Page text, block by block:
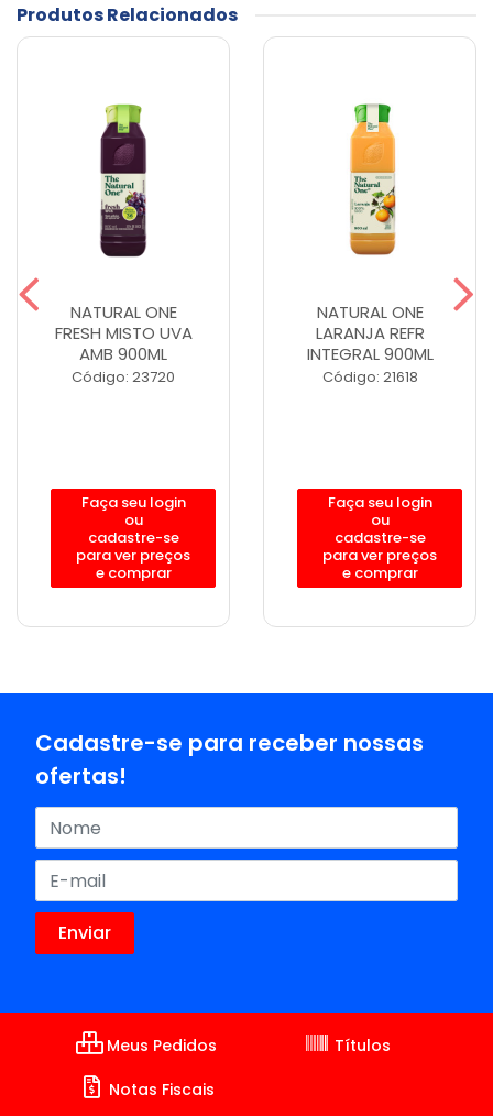
Produtos Relacionados
NATURAL ONE
FRESH MISTO UVA
AMB 900ML
Código: 23720
Faça seu login
ou
cadastre-se
para ver preços
e comprar
NATURAL ONE
LARANJA REFR
INTEGRAL 900ML
Código: 21618
Faça seu login
ou
cadastre-se
para ver preços
e comprar
Cadastre-se para receber nossas
ofertas!
Meus Pedidos
Títulos
Notas Fiscais